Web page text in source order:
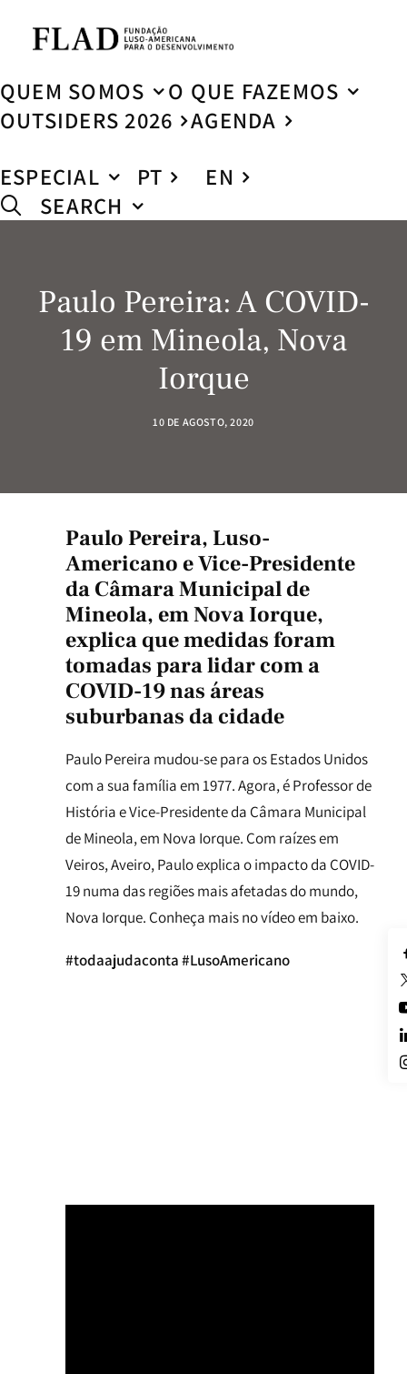
QUEM SOMOS
O QUE FAZEMOS
OUTSIDERS 2026
AGENDA
ESPECIAL
PT
EN
SEARCH
Paulo Pereira: A COVID-
19 em Mineola, Nova
Iorque
10 DE AGOSTO, 2020
Paulo Pereira, Luso-
Americano e Vice-Presidente
da Câmara Municipal de
Mineola, em Nova Iorque,
explica que medidas foram
tomadas para lidar com a
COVID-19 nas áreas
suburbanas da cidade
Paulo Pereira mudou-se para os Estados Unidos
com a sua família em 1977. Agora, é Professor de
História e Vice-Presidente da Câmara Municipal
de Mineola, em Nova Iorque. Com raízes em
Veiros, Aveiro, Paulo explica o impacto da COVID-
19 numa das regiões mais afetadas do mundo,
Nova Iorque. Conheça mais no vídeo em baixo.
#todaajudaconta #LusoAmericano